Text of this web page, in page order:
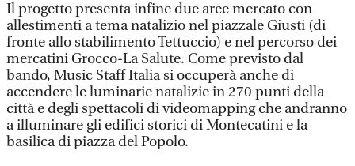
Il progetto presenta infine due aree mercato con
allestimenti a tema natalizio nel piazzale Giusti (di
fronte allo stabilimento Tettuccio) e nel percorso dei
mercatini Grocco-La Salute. Come previsto dal
bando, Music Staff Italia si occuperà anche di
accendere le luminarie natalizie in 270 punti della
città e degli spettacoli di videomapping che andranno
a illuminare gli edifici storici di Montecatini e la
basilica di piazza del Popolo.